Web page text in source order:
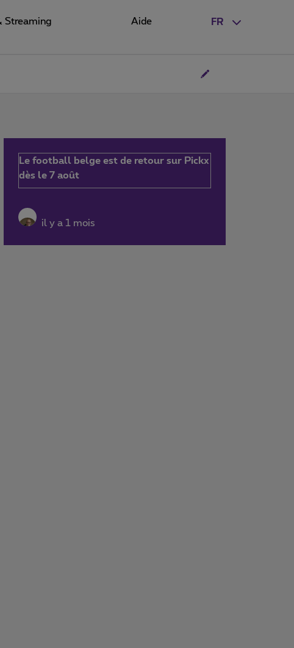
FR
Streaming Aide
Le football belge est de retour sur Pickx
dès le 7 août
il y a 1 mois